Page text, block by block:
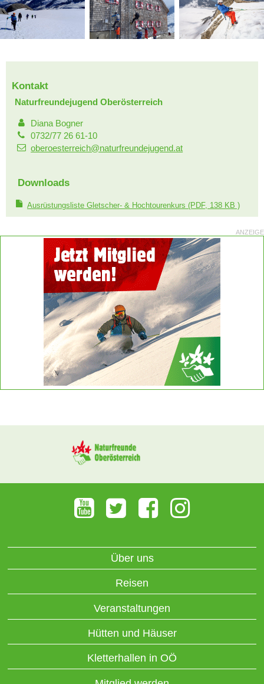
Kontakt
Naturfreundejugend Oberösterreich
Diana Bogner
0732/77 26 61-10
oberoesterreich@naturfreundejugend.at
Downloads
Ausrüstungsliste Gletscher- & Hochtourenkurs (PDF, 138 KB )
ANZEIGE
Über uns
Reisen
Veranstaltungen
Hütten und Häuser
Kletterhallen in OÖ